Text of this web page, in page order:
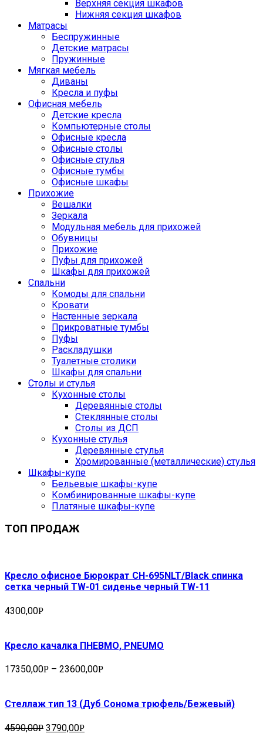
Верхняя секция шкафов
Нижняя секция шкафов
Матрасы
Беспружинные
Детские матрасы
Пружинные
Мягкая мебель
Диваны
Кресла и пуфы
Офисная мебель
Детские кресла
Компьютерные столы
Офисные кресла
Офисные столы
Офисные стулья
Офисные тумбы
Офисные шкафы
Прихожие
Вешалки
Зеркала
Модульная мебель для прихожей
Обувницы
Прихожие
Пуфы для прихожей
Шкафы для прихожей
Спальни
Комоды для спальни
Кровати
Настенные зеркала
Прикроватные тумбы
Пуфы
Раскладушки
Туалетные столики
Шкафы для спальни
Столы и стулья
Кухонные столы
Деревянные столы
Стеклянные столы
Столы из ДСП
Кухонные стулья
Деревянные стулья
Хромированные (металлические) стулья
Шкафы-купе
Бельевые шкафы-купе
Комбинированные шкафы-купе
Платяные шкафы-купе
ТОП ПРОДАЖ
Кресло офисное Бюрократ CH-695NLT/Black спинка
сетка черный TW-01 сиденье черный TW-11
4300,00Р
Кресло качалка ПНЕВМО, PNEUMO
17350,00Р – 23600,00Р
Стеллаж тип 13 (Дуб Сонома трюфель/Бежевый)
4590,00Р 3790,00Р